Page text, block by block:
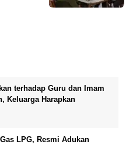
terhadap Guru dan Imam
Keluarga Harapkan
LPG, Resmi Adukan